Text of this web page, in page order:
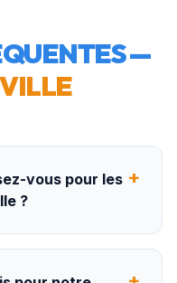
—
vous pour les
?
+